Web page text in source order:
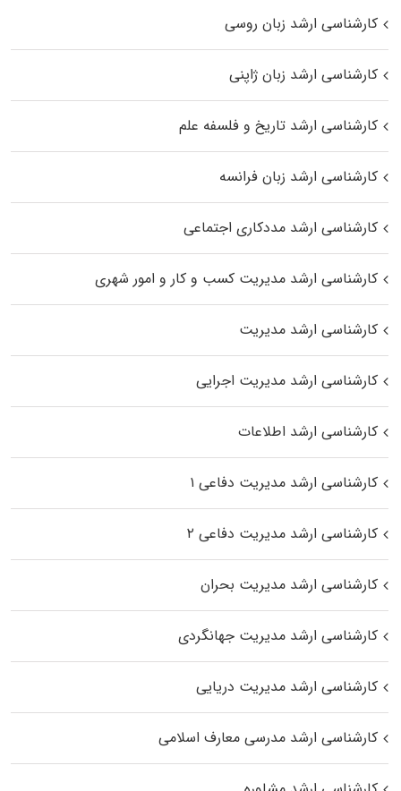
کارشناسی ارشد زبان روسی
کارشناسی ارشد زبان ژاپنی
کارشناسی ارشد تاریخ و فلسفه علم
کارشناسی ارشد زبان فرانسه
کارشناسی ارشد مددکاری اجتماعی
کارشناسی ارشد مدیریت کسب و کار و امور شهری
کارشناسی ارشد مدیریت
کارشناسی ارشد مدیریت اجرایی
کارشناسی ارشد اطلاعات
کارشناسی ارشد مدیریت دفاعی ۱
کارشناسی ارشد مدیریت دفاعی ۲
کارشناسی ارشد مدیریت بحران
کارشناسی ارشد مدیریت جهانگردی
کارشناسی ارشد مدیریت دریایی
کارشناسی ارشد مدرسی معارف اسلامی